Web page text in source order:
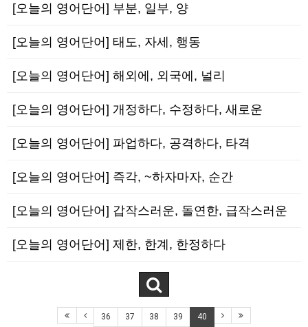
[오늘의 영어단어] 부분, 일부, 양
[오늘의 영어단어] 태도, 자세, 행동
[오늘의 영어단어] 해외에, 외국에, 널리
[오늘의 영어단어] 개정하다, 수정하다, 새로운
[오늘의 영어단어] 파업하다, 공격하다, 타격
[오늘의 영어단어] 즉각, ~하자마자, 순간
[오늘의 영어단어] 갑작스러운, 돌연한, 급작스러운
[오늘의 영어단어] 제한, 한계, 한정하다
36 37 38 39 40